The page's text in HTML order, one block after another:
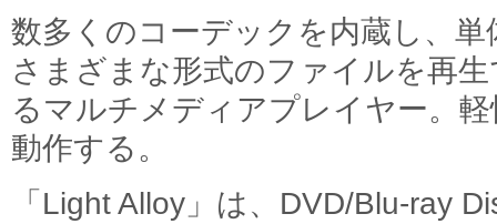
数多くのコーデックを内蔵し、単
さまざまな形式のファイルを再
るマルチメディアプレイヤー。
動作する。
「Light Alloy」は、DVD/Blu-ray